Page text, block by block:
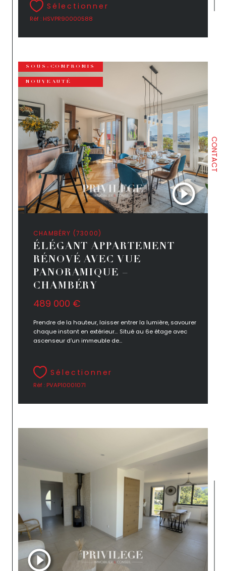
CONTACT
Sélectionner
Réf : HSVPR90000588
CHAMBÉRY (73000)
ÉLÉGANT APPARTEMENT
RÉNOVÉ AVEC VUE
PANORAMIQUE –
CHAMBÉRY
489 000 €
Prendre de la hauteur, laisser entrer la lumière, savourer
chaque instant en extérieur… Situé au 6e étage avec
ascenseur d’un immeuble de...
Sélectionner
Réf : PVAP10001071
SOUS-COMPROMIS
NOUVEAUTÉ